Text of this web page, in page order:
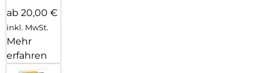
ab 20,00 €
inkl. MwSt.
Mehr
erfahren